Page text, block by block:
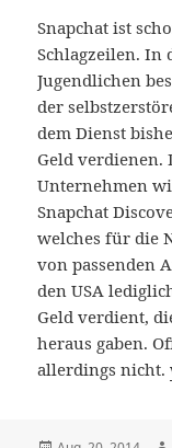
Snapchat ist
Schlagzeilen. In
Jugendlichen
der
dem Dienst
Geld verdienen.
Unternehmen
Snapchat
welches für die
von passenden
den USA
Geld verdient,
heraus gaben.
allerdings nicht.